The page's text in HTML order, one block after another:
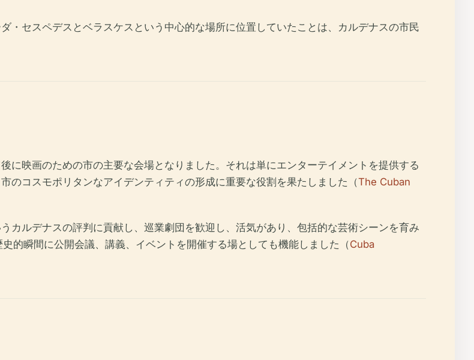
・セスペデスとベラスケスという中心的な場所に位置していたことは、カルデナスの市民
に映画のための市の主要な会場となりました。それは単にエンターテイメントを提供する
のコスモポリタンなアイデンティティの形成に重要な役割を果たしました（The Cuban
カルデナスの評判に貢献し、巡業劇団を歓迎し、活気があり、包括的な芸術シーンを育み
的瞬間に公開会議、講義、イベントを開催する場としても機能しました（Cuba